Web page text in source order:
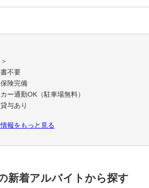
書不要
保険完備
カー通勤OK（駐車場無料）
与あり
度あり
経験者活躍中,外国籍活躍中,カップル友達活躍
土日休み
報をもっと見る
新着アルバイトから探す